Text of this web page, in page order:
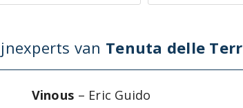
van Tenuta delle
Vinous – Eric Guido